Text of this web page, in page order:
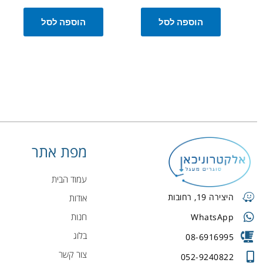
הוספה לסל הוספה לסל
היצירה 19, רחובות
WhatsApp
08-6916995
052-9240822
מפת אתר
עמוד הבית
אודות
חנות
בלוג
צור קשר